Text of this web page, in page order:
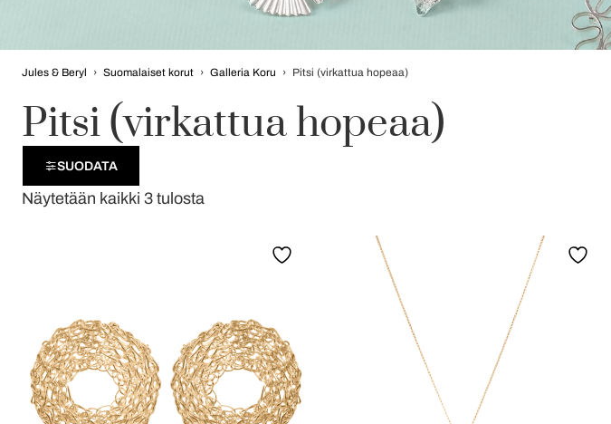
Jules & Beryl › Suomalaiset korut › Galleria Koru › Pitsi (virkattua hopeaa)
Pitsi (virkattua hopeaa)
SUODATA
Näytetään kaikki 3 tulosta